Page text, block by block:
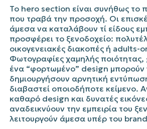
Το hero section είναι συνήθως το
που τραβά την προσοχή. Οι
άμεσα να καταλάβουν τί είδους
προσφέρει το ξενοδοχείο:
οικογενειακές διακοπές ή adults-
Φωτογραφίες χαμηλής ποιότητας,
ένα “φορτωμένο” design μπορούν
δημιουργήσουν αρνητική
διαβαστεί οποιοδήποτε κείμενο.
καθαρό design και δυνατές
αναδεικνύουν την εμπειρία του
λειτουργούν άμεσα υπέρ του